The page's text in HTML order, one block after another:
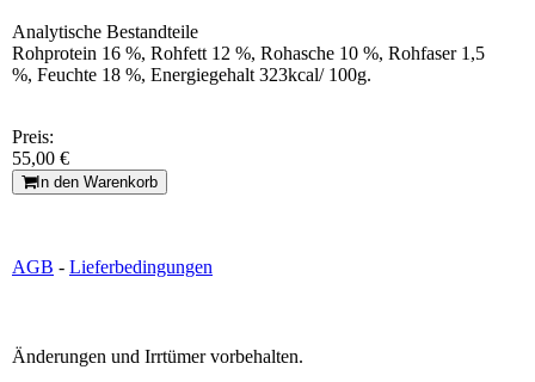
Analytische Bestandteile
Rohprotein 16 %, Rohfett 12 %, Rohasche 10 %, Rohfaser 1,5
%, Feuchte 18 %, Energiegehalt 323kcal/ 100g.
Preis:
55,00 €
In den Warenkorb
AGB - Lieferbedingungen
Änderungen und Irrtümer vorbehalten.